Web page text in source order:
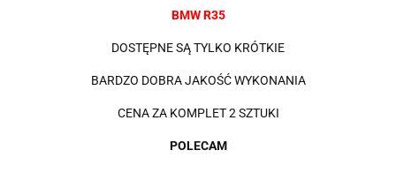
BMW R35
DOSTĘPNE SĄ TYLKO KRÓTKIE
BARDZO DOBRA JAKOŚĆ WYKONANIA
CENA ZA KOMPLET 2 SZTUKI
POLECAM